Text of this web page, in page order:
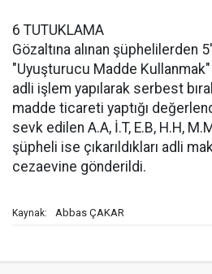
6 TUTUKLAMA
Gözaltına alınan şüphelilerden
"Uyuşturucu Madde
adli işlem yapılarak serbest
madde ticareti yaptığı
sevk edilen A.A, İ.T, E.B, H.H,
şüpheli ise çıkarıldıkları adli
cezaevine gönderildi.
Kaynak: Abbas ÇAKAR